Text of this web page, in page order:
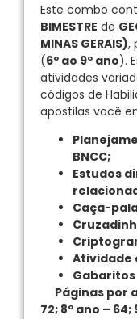
Este combo
BIMESTRE de
MINAS GERAIS),
(6º ao 9º ano).
atividades
códigos de
apostilas você
BNCC;
Estudos
Caça-
Atividade
Páginas por
72; 8º ano – 64;